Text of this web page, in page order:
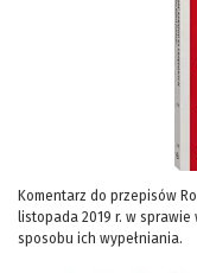
Komentarz do przepisów
listopada 2019 r. w
sposobu ich wypełniania.